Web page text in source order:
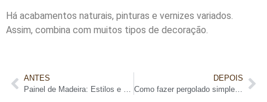
Há acabamentos naturais, pinturas e vernizes variados.
Assim, combina com muitos tipos de decoração.
ANTES
Painel de Madeira: Estilos e Dicas de Decoração
DEPOIS
Como fazer pergolado simples e barato